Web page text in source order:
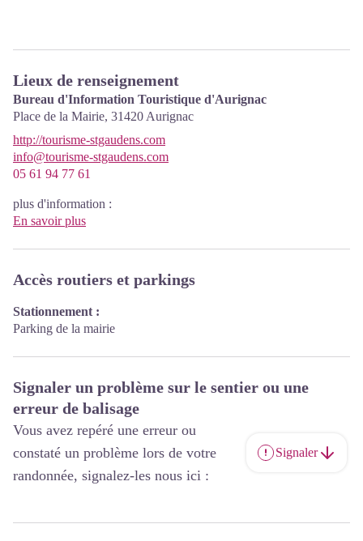
Lieux de renseignement
Bureau d'Information Touristique d'Aurignac
Place de la Mairie, 31420 Aurignac
http://tourisme-stgaudens.com
info@tourisme-stgaudens.com
05 61 94 77 61
plus d'information :
En savoir plus
Accès routiers et parkings
Stationnement :
Parking de la mairie
Signaler un problème sur le sentier ou une
erreur de balisage
Vous avez repéré une erreur ou
constaté un problème lors de votre
randonnée, signalez-les nous ici :
Signaler